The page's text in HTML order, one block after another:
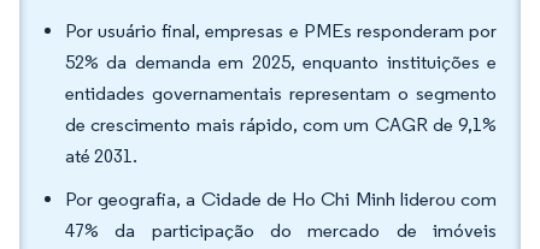
Por usuário final, empresas e PMEs responderam por
52% da demanda em 2025, enquanto instituições e
entidades governamentais representam o segmento
de crescimento mais rápido, com um CAGR de 9,1%
até 2031.
Por geografia, a Cidade de Ho Chi Minh liderou com
47% da participação do mercado de imóveis